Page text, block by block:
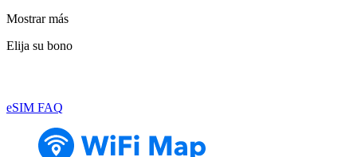
Mostrar más
Elija su bono
eSIM FAQ